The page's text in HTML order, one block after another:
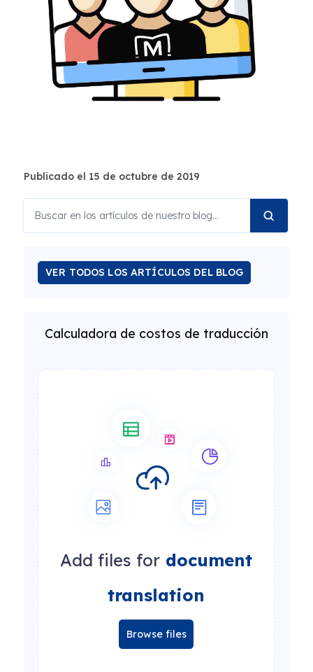
Publicado el 15 de octubre de 2019
VER TODOS LOS ARTÍCULOS DEL BLOG
Calculadora de costos de traducción
Add files for document
translation
Browse files